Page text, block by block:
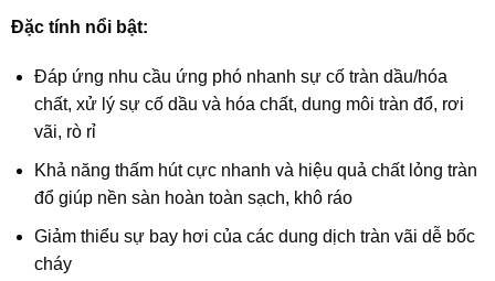
Đặc tính nổi bật:
Đáp ứng nhu cầu ứng phó nhanh sự cố tràn dầu/hóa
chất, xử lý sự cố dầu và hóa chất, dung môi tràn đổ, rơi
vãi, rò rỉ
Khả năng thấm hút cực nhanh và hiệu quả chất lỏng tràn
đổ giúp nền sàn hoàn toàn sạch, khô ráo
Giảm thiểu sự bay hơi của các dung dịch tràn vãi dễ bốc
cháy